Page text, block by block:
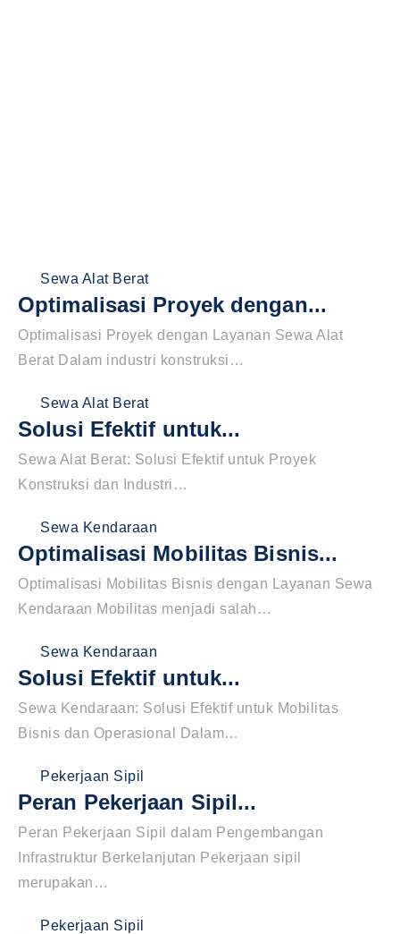
Sewa Alat Berat
Optimalisasi Proyek dengan...
Optimalisasi Proyek dengan Layanan Sewa Alat
Berat Dalam industri konstruksi…
Sewa Alat Berat
Solusi Efektif untuk...
Sewa Alat Berat: Solusi Efektif untuk Proyek
Konstruksi dan Industri…
Sewa Kendaraan
Optimalisasi Mobilitas Bisnis...
Optimalisasi Mobilitas Bisnis dengan Layanan Sewa
Kendaraan Mobilitas menjadi salah…
Sewa Kendaraan
Solusi Efektif untuk...
Sewa Kendaraan: Solusi Efektif untuk Mobilitas
Bisnis dan Operasional Dalam…
Pekerjaan Sipil
Peran Pekerjaan Sipil...
Peran Pekerjaan Sipil dalam Pengembangan
Infrastruktur Berkelanjutan Pekerjaan sipil
merupakan…
Pekerjaan Sipil